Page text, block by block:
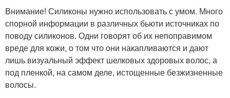
Внимание! Силиконы нужно использовать с умом. Много
спорной информации в различных бьюти источниках по
поводу силиконов. Одни говорят об их непоправимом
вреде для кожи, о том что они накапливаются и дают
лишь визуальный эффект шелковых здоровых волос, а
под пленкой, на самом деле, истощенные безжизненные
волосы.